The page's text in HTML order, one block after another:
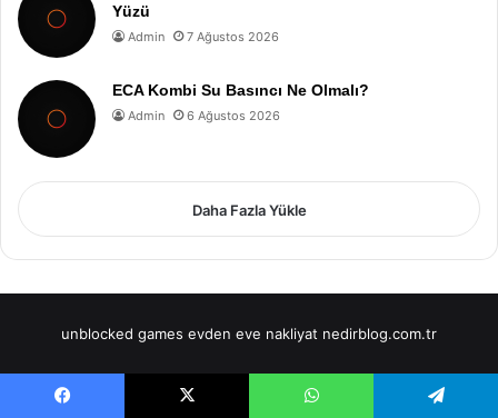
Yüzü
Admin 7 Ağustos 2026
ECA Kombi Su Basıncı Ne Olmalı?
Admin 6 Ağustos 2026
Daha Fazla Yükle
unblocked games evden eve nakliyat nedirblog.com.tr